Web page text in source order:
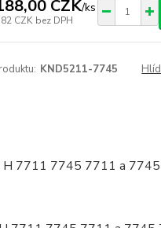
CZK/ks
CZK bez DPH
KND5211-7745
7711 7745 7711 a